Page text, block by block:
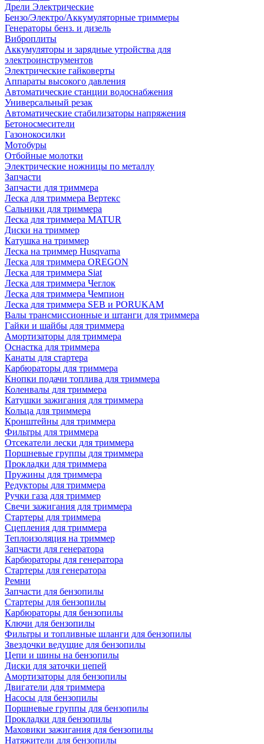
Дрели Электрические
Бензо/Электро/Аккумуляторные триммеры
Генераторы бенз. и дизель
Виброплиты
Аккумуляторы и зарядные утройства для
электроинструментов
Электрические гайковерты
Аппараты высокого давления
Автоматические станции водоснабжения
Универсальный резак
Автоматические стабилизаторы напряжения
Бетоносмесители
Газонокосилки
Мотобуры
Отбойные молотки
Электрические ножницы по металлу
Запчасти
Запчасти для триммера
Леска для триммера Вертекс
Сальники для триммера
Леска для триммера MATUR
Диски на триммер
Катушка на триммер
Леска на триммер Husqvarna
Леска для триммера OREGON
Леска для триммера Siat
Леска для триммера Чеглок
Леска для триммера Чемпион
Леска для триммера SEB и PORUKAM
Валы трансмиссионные и штанги для триммера
Гайки и шайбы для триммера
Амортизаторы для триммера
Оснастка для триммера
Канаты для стартера
Карбюраторы для триммера
Кнопки подачи топлива для триммера
Коленвалы для триммера
Катушки зажигания для триммера
Кольца для триммера
Кронштейны для триммера
Фильтры для триммера
Отсекатели лески для триммера
Поршневые группы для триммера
Прокладки для триммера
Пружины для триммера
Редукторы для триммера
Ручки газа для триммер
Свечи зажигания для триммера
Стартеры для триммера
Сцепления для триммера
Теплоизоляция на триммер
Запчасти для генератора
Карбюраторы для генератора
Стартеры для генератора
Ремни
Запчасти для бензопилы
Стартеры для бензопилы
Карбюраторы для бензопилы
Ключи для бензопилы
Фильтры и топливные шланги для бензопилы
Звездочки ведущие для бензопилы
Цепи и шины на бензопилы
Диски для заточки цепей
Амортизаторы для бензопилы
Двигатели для триммера
Насосы для бензопилы
Поршневые группы для бензопилы
Прокладки для бензопилы
Маховики зажигания для бензопилы
Натяжители для бензопилы